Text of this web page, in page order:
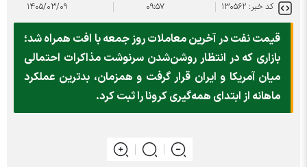
کد خبر: ۱۳۰۵۶۲ ۰۹:۵۷ ۱۴۰۵/۰۳/۰۹
قیمت نفت در آخرین معاملات روز جمعه با افت همراه شد؛
بازاری که در انتظار روشن‌شدن سرنوشت مذاکرات احتمالی
میان آمریکا و ایران قرار گرفت و همزمان، بدترین عملکرد
ماهانه از ابتدای همه‌گیری کرونا را ثبت کرد.